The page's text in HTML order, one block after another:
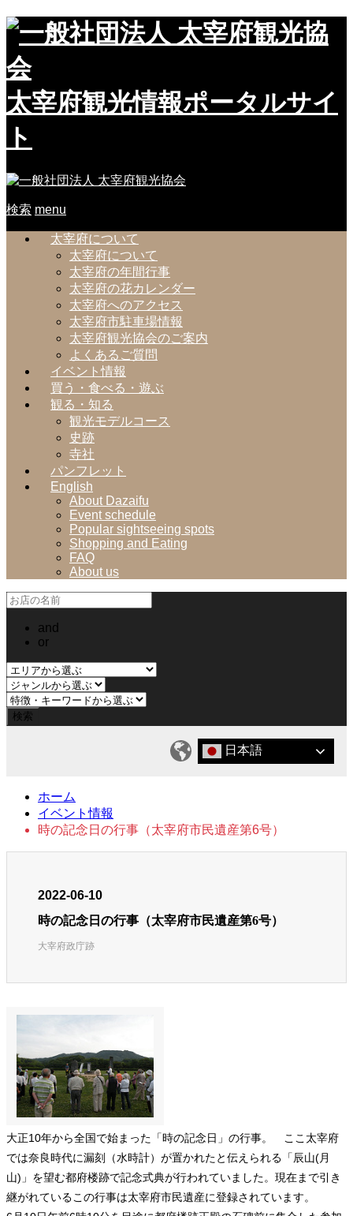
太宰府観光情報ポータルサイ
ト
検索 menu
太宰府について
太宰府について
太宰府の年間行事
太宰府の花カレンダー
太宰府へのアクセス
太宰府市駐車場情報
太宰府観光協会のご案内
よくあるご質問
イベント情報
買う・食べる・遊ぶ
観る・知る
観光モデルコース
史跡
寺社
パンフレット
English
About Dazaifu
Event schedule
Popular sightseeing spots
Shopping and Eating
FAQ
About us
and
or
日本語
ホーム
イベント情報
時の記念日の行事（太宰府市民遺産第6号）
2022-06-10
時の記念日の行事（太宰府市民遺産第6号）
大宰府政庁跡
大正10年から全国で始まった「時の記念日」の行事。 ここ太宰府
では奈良時代に漏刻（水時計）が置かれたと伝えられる「辰山(月
山)」を望む都府楼跡で記念式典が行われていました。現在まで引き
継がれているこの行事は太宰府市民遺産に登録されています。